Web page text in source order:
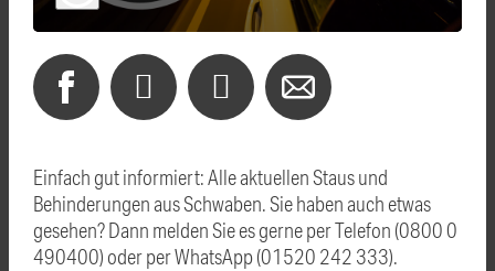
Einfach gut informiert: Alle aktuellen Staus und
Behinderungen aus Schwaben. Sie haben auch etwas
gesehen? Dann melden Sie es gerne per Telefon (0800 0
490400) oder per WhatsApp (01520 242 333).